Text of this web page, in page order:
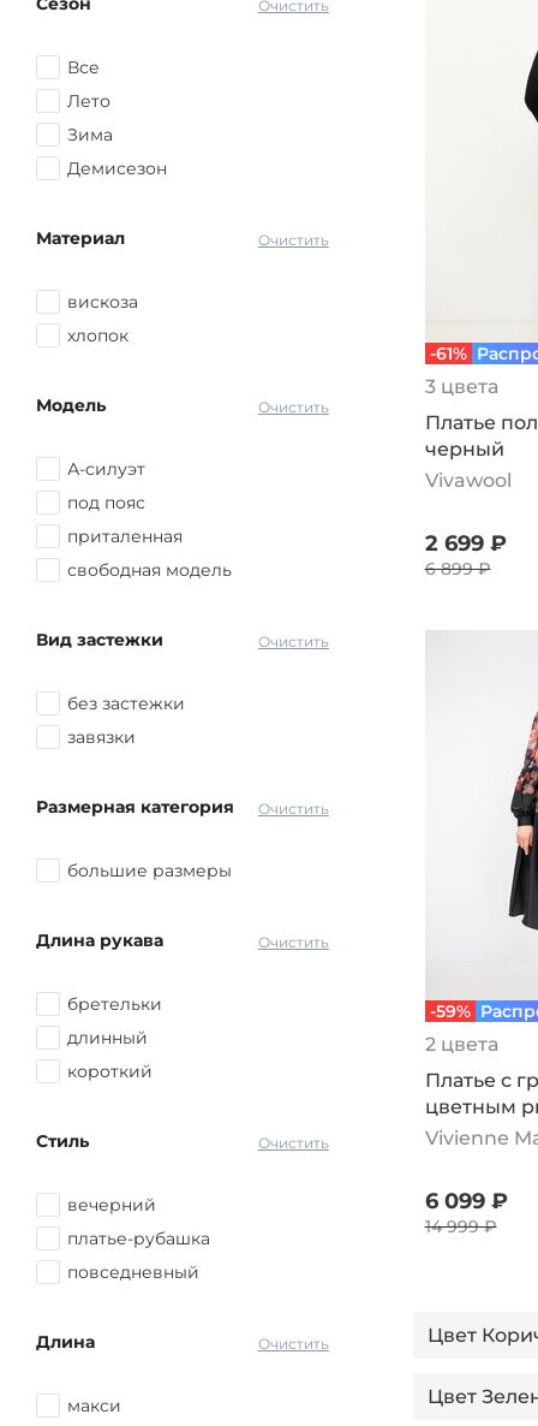
Розовый
Желтый
Голубой
Оранжевый
другой
Очистить
Все
Лето
Зима
Демисезон
Очистить
Материал
вискоза
хлопок
Очистить
Модель
А-силуэт
под пояс
приталенная
свободная модель
Очистить
Вид застежки
без застежки
завязки
Очистить
Размерная категория
большие размеры
Очистить
Длина рукава
бретельки
длинный
короткий
Очистить
Стиль
вечерний
платье-рубашка
повседневный
Очистить
Длина
макси
-61%
3 цвета
Платье
черный
Vivawool
2 699 ₽
6 899 ₽
-59%
2 цвета
Платье с
цветным
черный
Vivienne
6 099 ₽
14 999 ₽
Цвет
Цвет